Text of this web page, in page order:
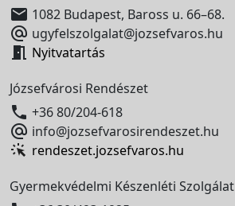
 1082 Budapest, Baross u. 66–68.
 ugyfelszolgalat@jozsefvaros.hu
 Nyitvatartás
Józsefvárosi Rendészet
 +36 80/204-618
 info@jozsefvarosirendeszet.hu
rendeszet.jozsefvaros.hu
Gyermekvédelmi Készenléti Szolgálat